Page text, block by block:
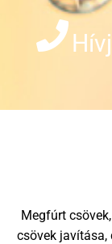
Megfúrt
csövek